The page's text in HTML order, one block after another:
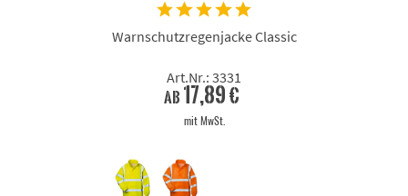
Warnschutzregenjacke Classic
Art.Nr.: 3331
ab 17,89 €
mit MwSt.